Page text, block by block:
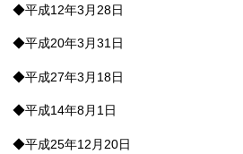
◆平成12年3月28日
◆平成20年3月31日
◆平成27年3月18日
◆平成14年8月1日
◆平成25年12月20日